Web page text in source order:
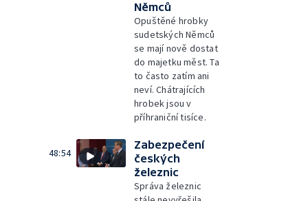
Němců
Opuštěné hrobky
sudetských Němců
se mají nově dostat
do majetku měst. Ta
to často zatím ani
neví. Chátrajících
hrobek jsou v
příhraniční tisíce.
48:54
Zabezpečení
českých
železnic
Správa železnic